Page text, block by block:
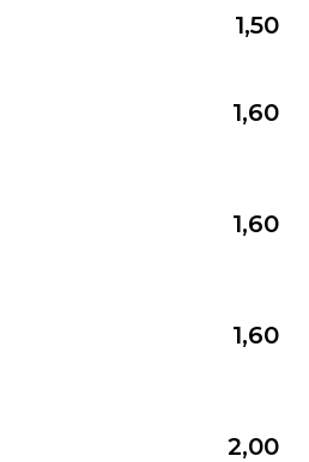
1,50
1,60
1,60
1,60
2,00